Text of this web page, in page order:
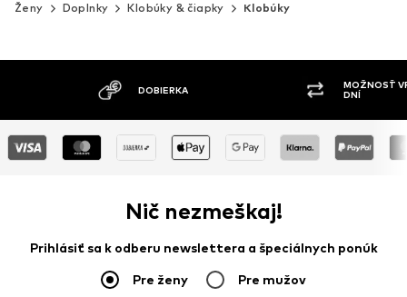
Ženy Doplnky Klobúky & čiapky Klobúky
MOŽNOSŤ VRÁTENIA TOVARU DO 30
Nič nezmeškaj!
Prihlásiť sa k odberu newslettera a špeciálnych ponúk
Pre ženy Pre mužov